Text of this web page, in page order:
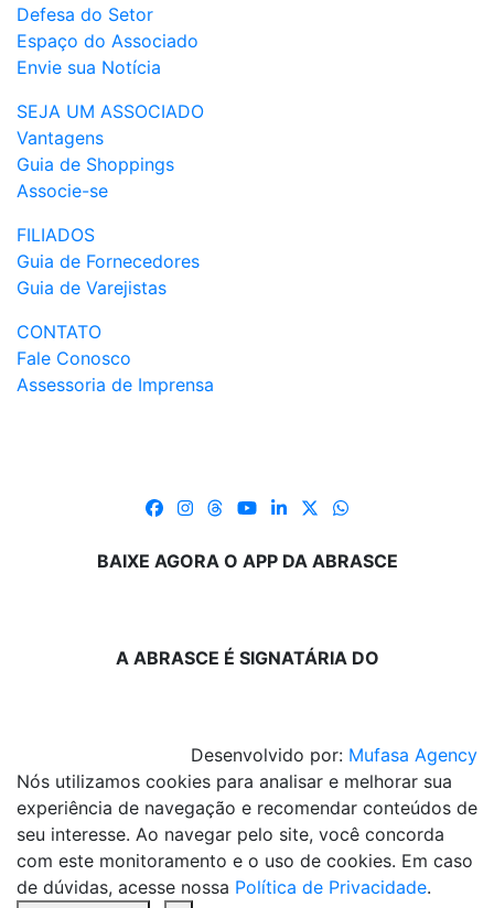
Defesa do Setor
Espaço do Associado
Envie sua Notícia
SEJA UM ASSOCIADO
Vantagens
Guia de Shoppings
Associe-se
FILIADOS
Guia de Fornecedores
Guia de Varejistas
CONTATO
Fale Conosco
Assessoria de Imprensa
BAIXE AGORA O APP DA ABRASCE
A ABRASCE É SIGNATÁRIA DO
Desenvolvido por: Mufasa Agency
Nós utilizamos cookies para analisar e melhorar sua
experiência de navegação e recomendar conteúdos de
seu interesse. Ao navegar pelo site, você concorda
com este monitoramento e o uso de cookies. Em caso
de dúvidas, acesse nossa Política de Privacidade.